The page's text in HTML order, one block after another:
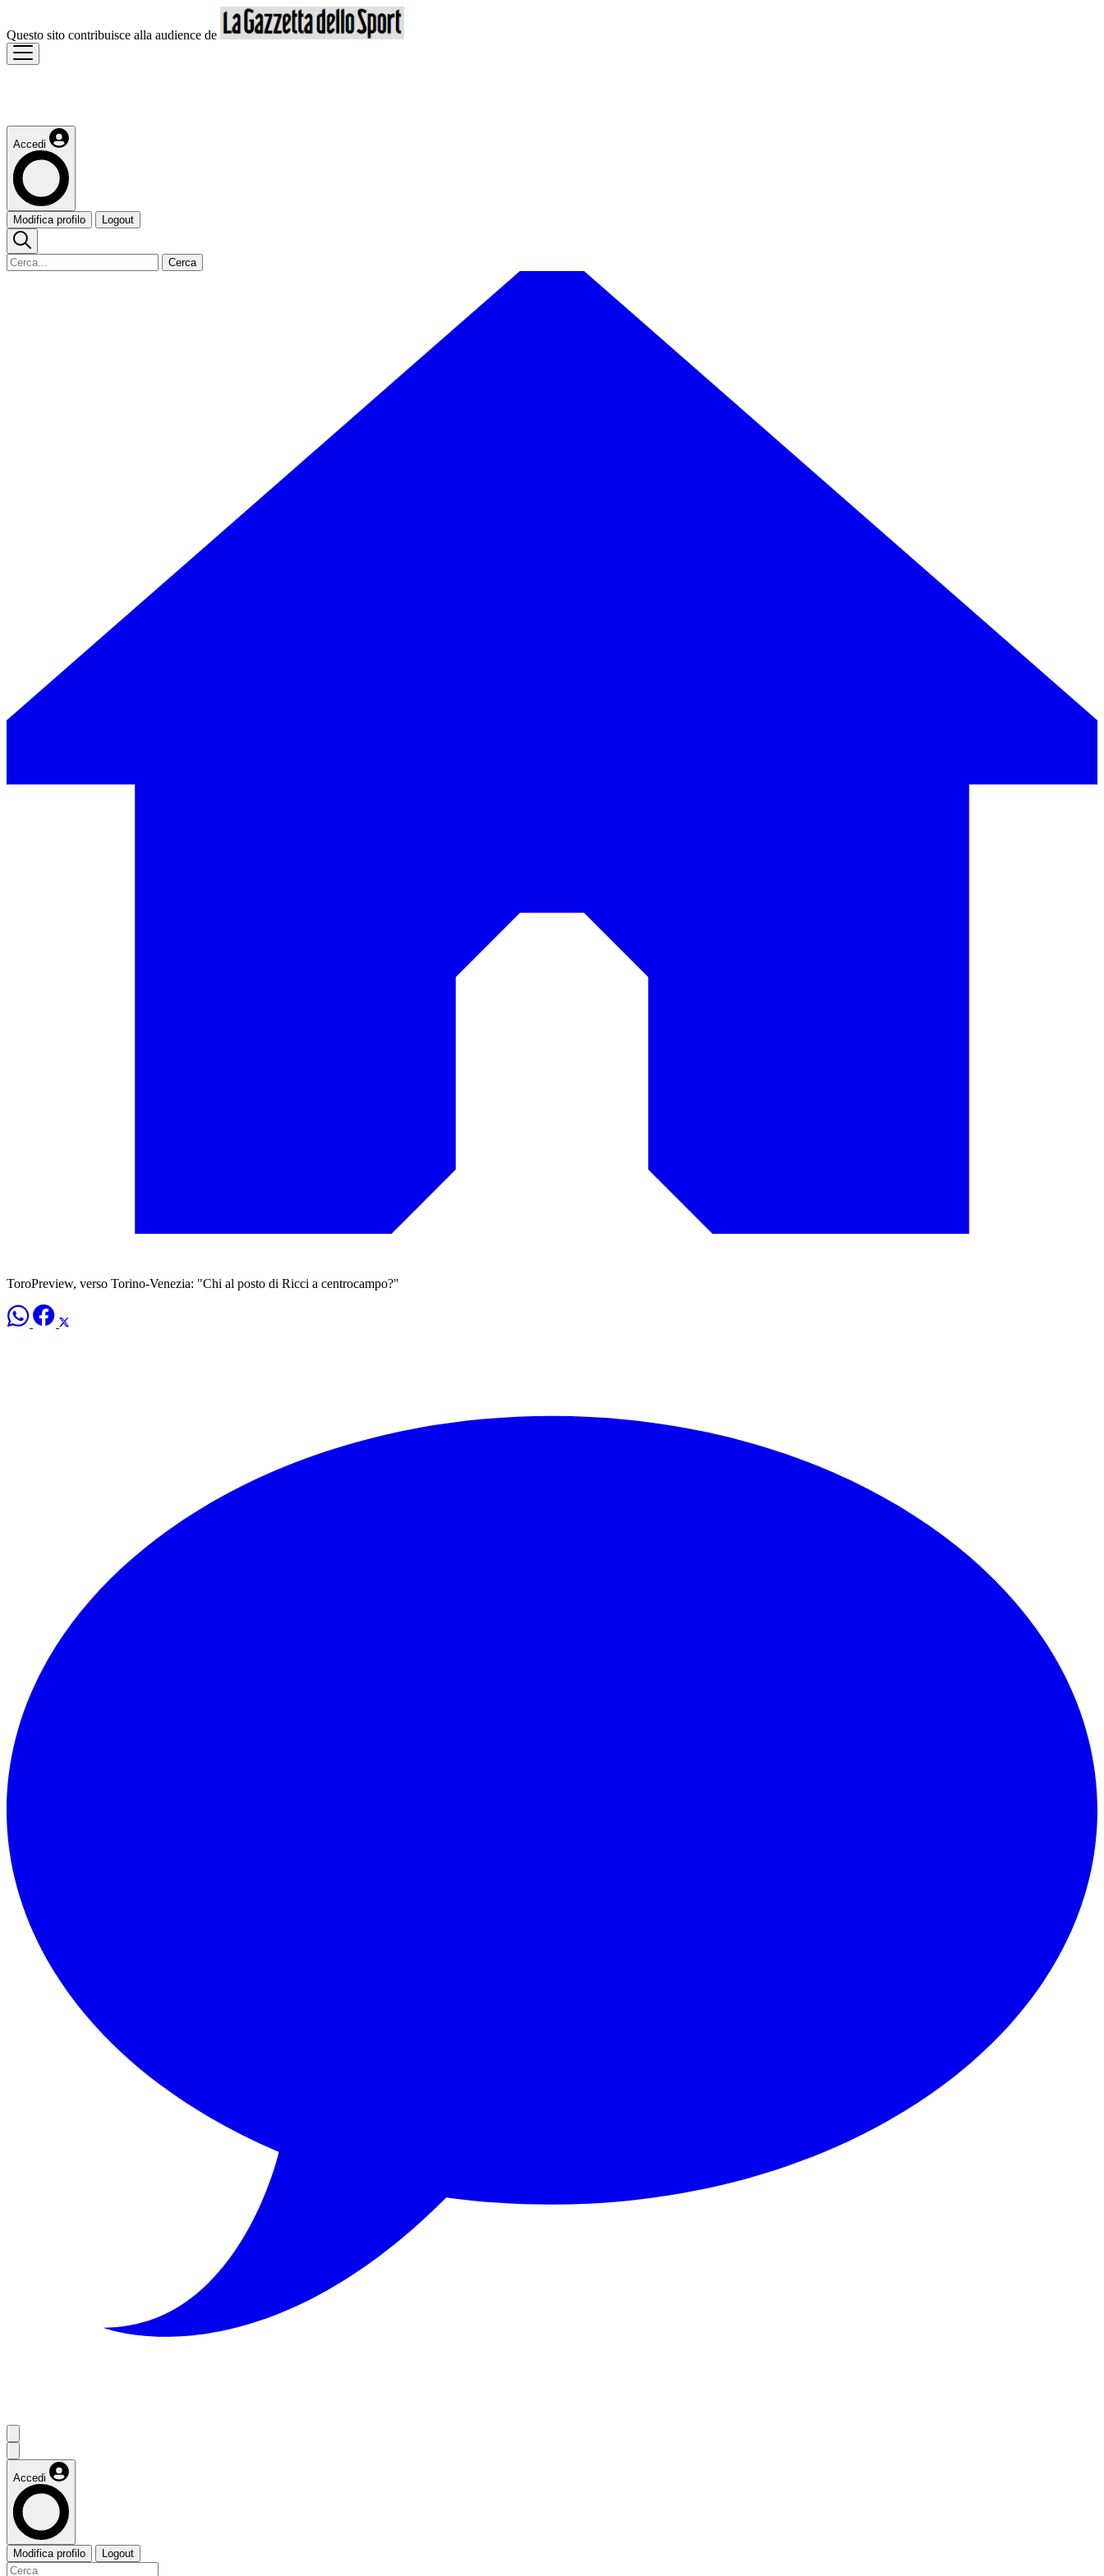
Questo sito contribuisce alla audience de
Accedi
Modifica profilo Logout
Cerca
ToroPreview, verso Torino-Venezia: "Chi al posto di Ricci a centrocampo?"
Accedi
Modifica profilo Logout